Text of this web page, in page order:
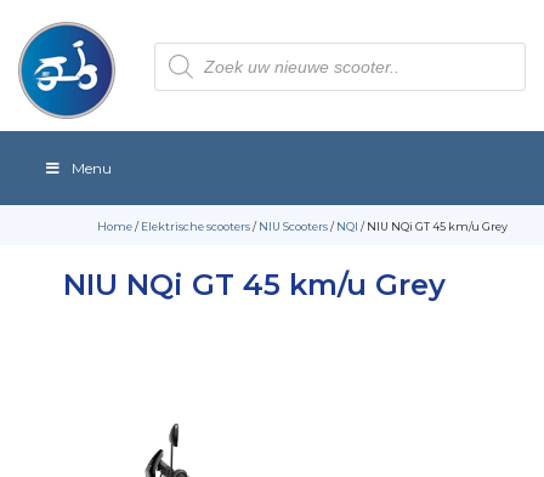
Producten
zoeken
Menu
Home/Elektrische scooters/NIU Scooters/NQI / NIU NQi GT 45 km/u Grey
NIU NQi GT 45 km/u Grey